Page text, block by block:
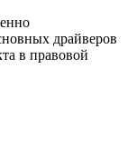
драйверов
в правовой